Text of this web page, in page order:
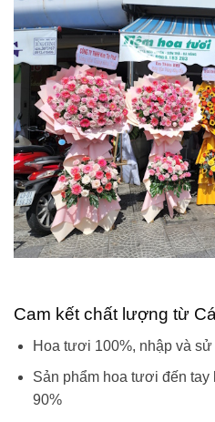
Cam kết chất lượng từ
Hoa tươi 100%, nhập và
Sản phẩm hoa tươi đến
90%